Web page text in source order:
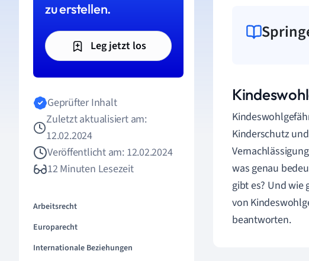
zu erstellen.
Leg jetzt los
Geprüfter Inhalt
Zuletzt aktualisiert am:
12.02.2024
Veröffentlicht am: 12.02.2024
12 Minuten Lesezeit
Arbeitsrecht
Europarecht
Internationale Beziehungen
Kinderschutz und
was genau
gibt es? Und wie
von
beantworten.